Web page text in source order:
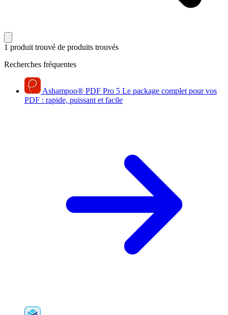
1 produit trouvé de produits trouvés
Recherches fréquentes
Ashampoo® PDF Pro 5 Le package complet pour vos
PDF : rapide, puissant et facile